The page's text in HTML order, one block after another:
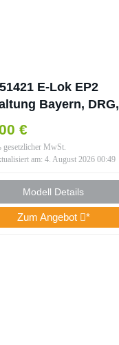
E-Lok EP2
Bayern, DRG,
(inkl. Sound)
€
gesetzlicher MwSt.
am: 4. August 2026 00:49
Modell Details
Zum Angebot *